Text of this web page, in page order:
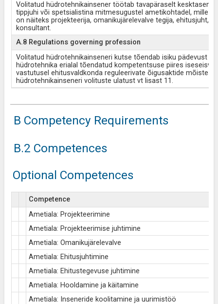
Volitatud hüdrotehnikainsener töötab tavapäraselt
tippjuhi või spetsialistina mitmesugustel ametikohtadel, mille
on näiteks projekteerija, omanikujärelevalve tegija, ehitusjuht,
konsultant.
A.8 Regulations governing profession
Volitatud hüdrotehnikainseneri kutse tõendab isiku pädevust
hüdrotehnika erialal tõendatud kompetentsuse piires
vastutusel ehitusvaldkonda reguleerivate õigusaktide mõistes.
hüdrotehnikainseneri volituste ulatust vt lisast 11.
B Competency Requirements
B.2 Competences
Optional Competences
Competence
Ametiala: Projekteerimine
Ametiala: Projekteerimise juhtimine
Ametiala: Omanikujärelevalve
Ametiala: Ehitusjuhtimine
Ametiala: Ehitustegevuse juhtimine
Ametiala: Hooldamine ja käitamine
Ametiala: Inseneride koolitamine ja uurimistöö